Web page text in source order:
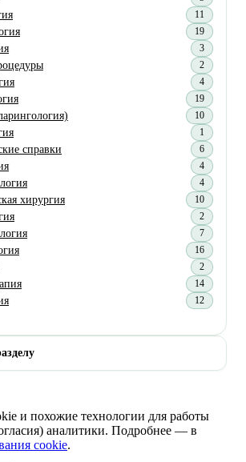
11
19
3
2
4
19
10
1
справки 6
4
4
хирургия 10
2
7
16
2
14
12
и похожие технологии для работы
аналитики. Подробнее — в
cookie.